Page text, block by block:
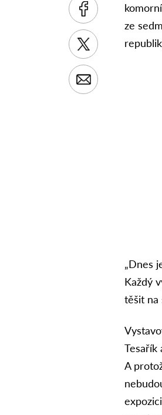
ze
„Dnes
Každý
těšit na
Tesařík
A
expozici